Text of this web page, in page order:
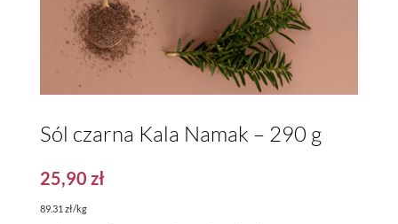
Sól czarna Kala Namak – 290 g
25,90 zł
89.31 zł/kg